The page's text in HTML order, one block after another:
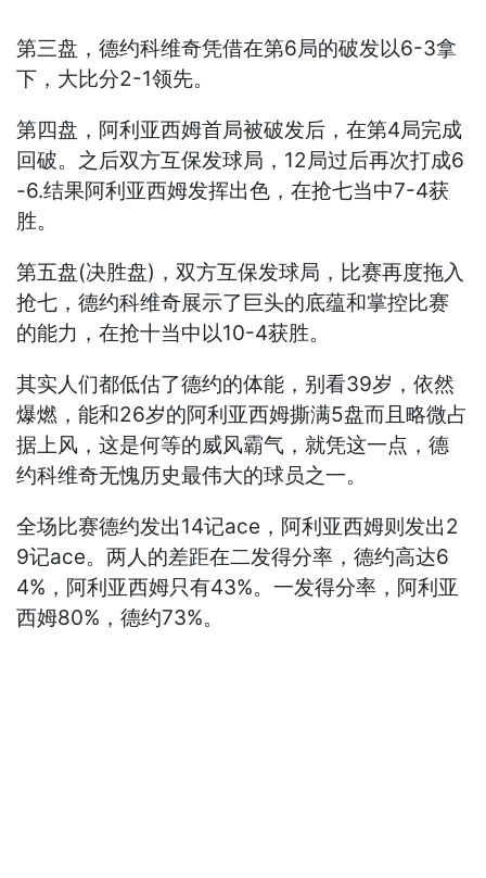
第三盘，德约科维奇凭借在第6局的破发以6-3拿
下，大比分2-1领先。
第四盘，阿利亚西姆首局被破发后，在第4局完成
回破。之后双方互保发球局，12局过后再次打成6
-6.结果阿利亚西姆发挥出色，在抢七当中7-4获
胜。
第五盘(决胜盘)，双方互保发球局，比赛再度拖入
抢七，德约科维奇展示了巨头的底蕴和掌控比赛
的能力，在抢十当中以10-4获胜。
其实人们都低估了德约的体能，别看39岁，依然
爆燃，能和26岁的阿利亚西姆撕满5盘而且略微占
据上风，这是何等的威风霸气，就凭这一点，德
约科维奇无愧历史最伟大的球员之一。
全场比赛德约发出14记ace，阿利亚西姆则发出2
9记ace。两人的差距在二发得分率，德约高达6
4%，阿利亚西姆只有43%。一发得分率，阿利亚
西姆80%，德约73%。